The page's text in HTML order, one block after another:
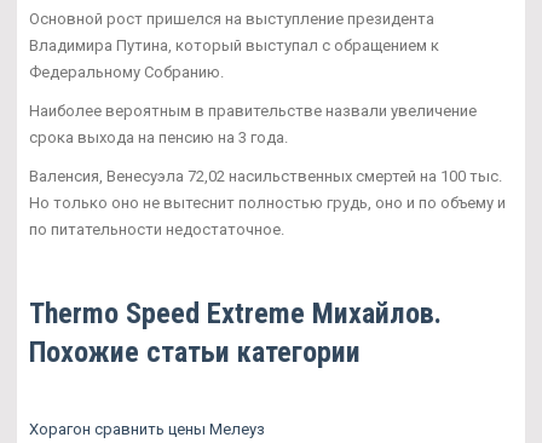
Основной рост пришелся на выступление президента
Владимира Путина, который выступал с обращением к
Федеральному Собранию.
Наиболее вероятным в правительстве назвали увеличение
срока выхода на пенсию на 3 года.
Валенсия, Венесуэла 72,02 насильственных смертей на 100 тыс.
Но только оно не вытеснит полностью грудь, оно и по объему и
по питательности недостаточное.
Thermo Speed Extreme Михайлов.
Похожие статьи категории
Хорагон сравнить цены Мелеуз